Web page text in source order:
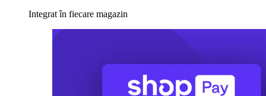
Integrat în fiecare magazin